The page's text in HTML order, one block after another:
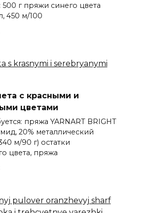
г пряжи синего цвета
450 м/100
с красными и
цветами
пряжа YARNART BRIGHT
20% металлический
м/90 г) остатки
цвета, пряжа